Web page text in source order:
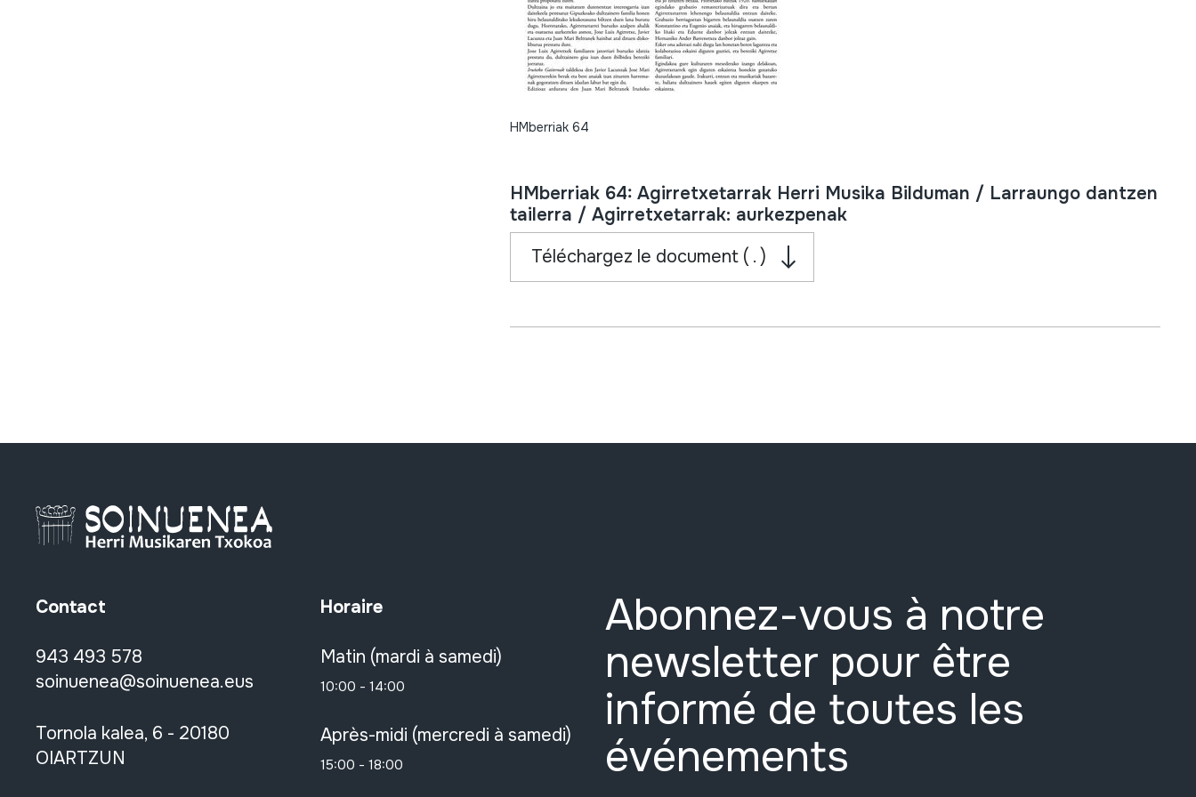
HMberriak 64
HMberriak 64: Agirretxetarrak Herri Musika Bilduman / Larraungo dantzen
tailerra / Agirretxetarrak: aurkezpenak
Téléchargez le document ( . )
Contact
943 493 578
soinuenea@soinuenea.eus
Tornola kalea, 6 - 20180
OIARTZUN
Horaire
Matin (mardi à samedi)
10:00 - 14:00
Après-midi (mercredi à samedi)
15:00 - 18:00
Abonnez-vous à notre
newsletter pour être
informé de toutes les
événements